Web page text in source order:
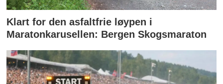
Klart for den asfaltfrie løypen i
Maratonkarusellen: Bergen Skogsmaraton